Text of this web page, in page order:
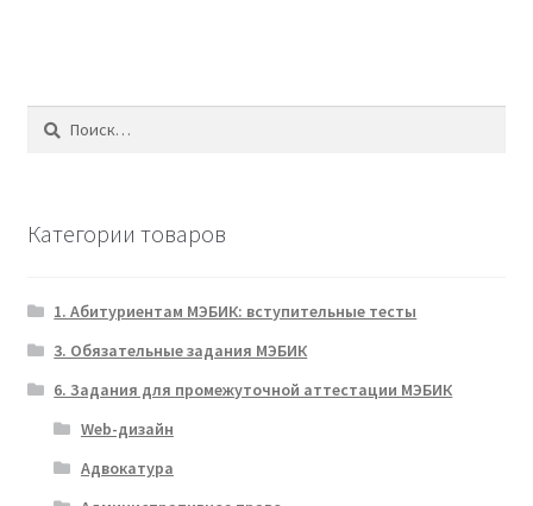
Найти:
Категории товаров
1. Абитуриентам МЭБИК: вступительные тесты
3. Обязательные задания МЭБИК
6. Задания для промежуточной аттестации МЭБИК
Web-дизайн
Адвокатура